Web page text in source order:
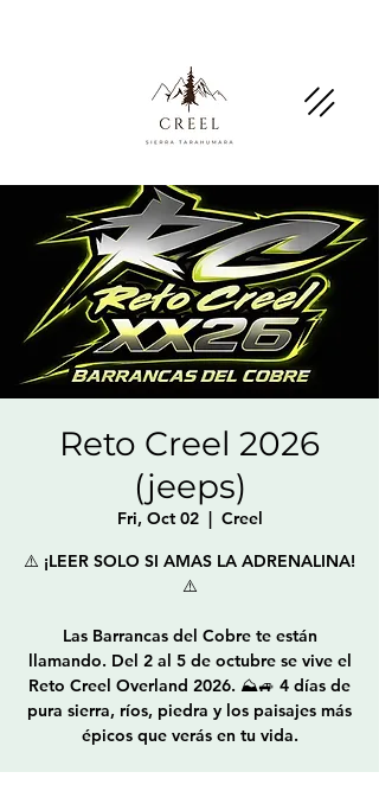
Reto Creel 2026
(jeeps)
Fri, Oct 02
  |
Creel
⚠️ ¡LEER SOLO SI AMAS LA ADRENALINA!
⚠️
Las Barrancas del Cobre te están
llamando. Del 2 al 5 de octubre se vive el
Reto Creel Overland 2026. ⛰️🚙 4 días de
pura sierra, ríos, piedra y los paisajes más
épicos que verás en tu vida.